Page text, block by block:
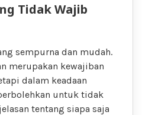
Tidak Wajib
sempurna dan mudah.
merupakan kewajiban
dalam keadaan
untuk tidak
tentang siapa saja